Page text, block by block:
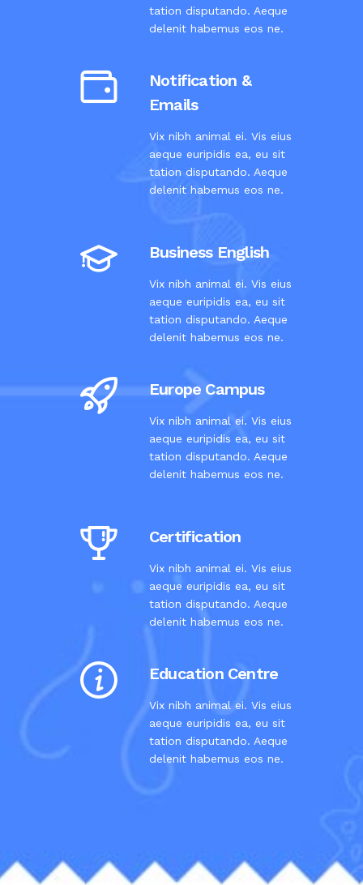
tation disputando. Aeque
delenit habemus eos ne.
Notification &
Emails
Vix nibh animal ei. Vis eius
aeque euripidis ea, eu sit
tation disputando. Aeque
delenit habemus eos ne.
Business English
Vix nibh animal ei. Vis eius
aeque euripidis ea, eu sit
tation disputando. Aeque
delenit habemus eos ne.
Europe Campus
Vix nibh animal ei. Vis eius
aeque euripidis ea, eu sit
tation disputando. Aeque
delenit habemus eos ne.
Certification
Vix nibh animal ei. Vis eius
aeque euripidis ea, eu sit
tation disputando. Aeque
delenit habemus eos ne.
Education Centre
Vix nibh animal ei. Vis eius
aeque euripidis ea, eu sit
tation disputando. Aeque
delenit habemus eos ne.